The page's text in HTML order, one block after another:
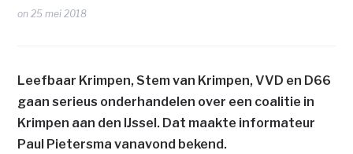
on25 mei 2018
Leefbaar Krimpen, Stem van Krimpen, VVD en D66
gaan serieus onderhandelen over een coalitie in
Krimpen aan den IJssel. Dat maakte informateur
Paul Pietersma vanavond bekend.